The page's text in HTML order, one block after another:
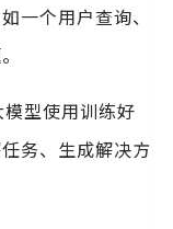
一个用户查询、
型使用训练好
务、生成解决方